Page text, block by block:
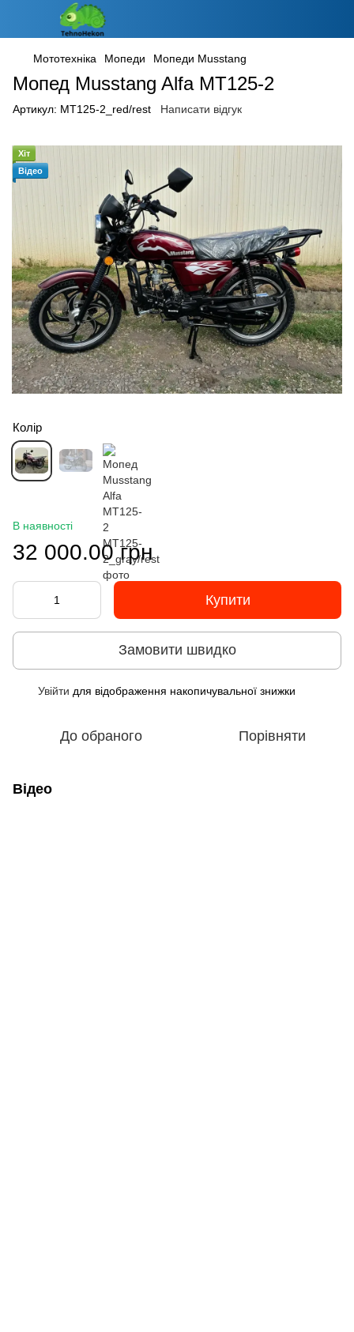
Мототехніка Мопеди Мопеди Musstang
Мопед Musstang Alfa MT125-2
Артикул: MT125-2_red/rest Написати відгук
Хіт
Відео
Колір
В наявності
32 000.00 грн
Купити
Замовити швидко
Увійти для відображення накопичувальної знижки
До обраного Порівняти
Відео